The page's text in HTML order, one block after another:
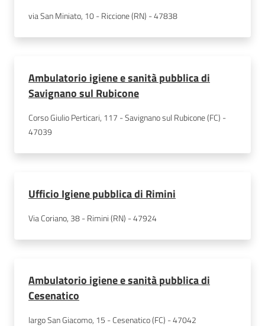
via San Miniato, 10 - Riccione (RN) - 47838
Ambulatorio igiene e sanità pubblica di
Savignano sul Rubicone
Corso Giulio Perticari, 117 - Savignano sul Rubicone (FC) -
47039
Ufficio Igiene pubblica di Rimini
Via Coriano, 38 - Rimini (RN) - 47924
Ambulatorio igiene e sanità pubblica di
Cesenatico
largo San Giacomo, 15 - Cesenatico (FC) - 47042